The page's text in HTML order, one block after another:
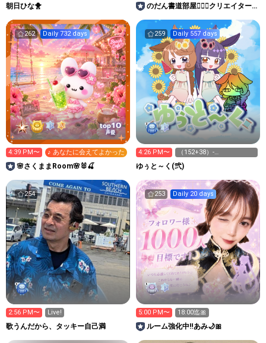
朝日ひな🐥
のだん書道部屋🙇🏻‍♂️クリエイター
262 Daily 732 days
top10
声優
4:39 PM〜 ♪ あなたに会えてよかった
🌸さくままRoom🌸🐰🍒
259 Daily 557 days
4:26 PM〜
（152+38）-
（30+20+20+10+60）
ゆぅと～く(弐)
254
2:56 PM〜 Live!
歌うんだから、タッキー自己満
253 Daily 20 days
5:00 PM〜 18:00迄🎀
ルーム強化中‼️あみ🌙🎀